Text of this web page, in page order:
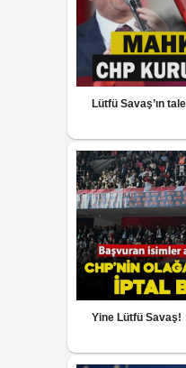
Lütfü Savaş’ın
Yine Lütfü Savaş!